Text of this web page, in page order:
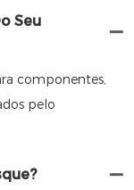
Seu
componentes,
pelo